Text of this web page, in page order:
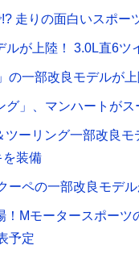
走りの面白いスポー
ルが上陸！ 3.0L直6
の一部改良モデルが
グ」、マンハートが
ツーリング一部改良
を装備
ーペの一部改良モデ
！Mモータースポー
予定